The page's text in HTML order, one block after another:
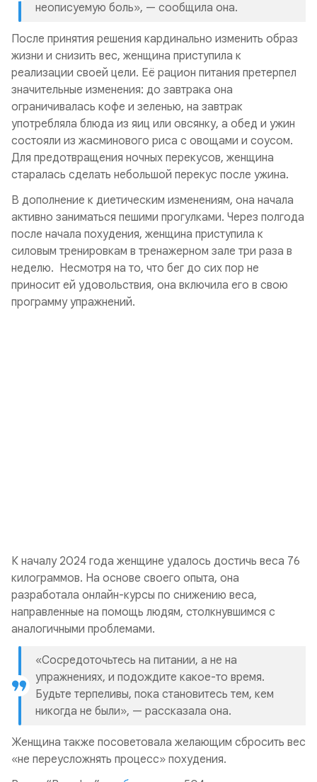
неописуемую боль», — сообщила она.
После принятия решения кардинально изменить образ
жизни и снизить вес, женщина приступила к
реализации своей цели. Её рацион питания претерпел
значительные изменения: до завтрака она
ограничивалась кофе и зеленью, на завтрак
употребляла блюда из яиц или овсянку, а обед и ужин
состояли из жасминового риса с овощами и соусом.
Для предотвращения ночных перекусов, женщина
старалась сделать небольшой перекус после ужина.
В дополнение к диетическим изменениям, она начала
активно заниматься пешими прогулками. Через полгода
после начала похудения, женщина приступила к
силовым тренировкам в тренажерном зале три раза в
неделю. Несмотря на то, что бег до сих пор не
приносит ей удовольствия, она включила его в свою
программу упражнений.
К началу 2024 года женщине удалось достичь веса 76
килограммов. На основе своего опыта, она
разработала онлайн-курсы по снижению веса,
направленные на помощь людям, столкнувшимся с
аналогичными проблемами.
«Сосредоточьтесь на питании, а не на
упражнениях, и подождите какое-то время.
Будьте терпеливы, пока становитесь тем, кем
никогда не были», — рассказала она.
Женщина также посоветовала желающим сбросить вес
«не переусложнять процесс» похудения.